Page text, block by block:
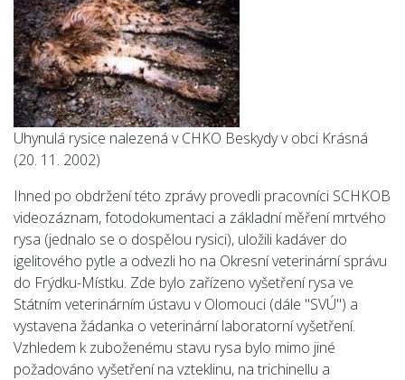
Uhynulá rysice nalezená v CHKO Beskydy v obci Krásná
(20. 11. 2002)
Ihned po obdržení této zprávy provedli pracovníci SCHKOB
videozáznam, fotodokumentaci a základní měření mrtvého
rysa (jednalo se o dospělou rysici), uložili kadáver do
igelitového pytle a odvezli ho na Okresní veterinární správu
do Frýdku-Místku. Zde bylo zařízeno vyšetření rysa ve
Státním veterinárním ústavu v Olomouci (dále "SVÚ") a
vystavena žádanka o veterinární laboratorní vyšetření.
Vzhledem k zuboženému stavu rysa bylo mimo jiné
požadováno vyšetření na vzteklinu, na trichinellu a